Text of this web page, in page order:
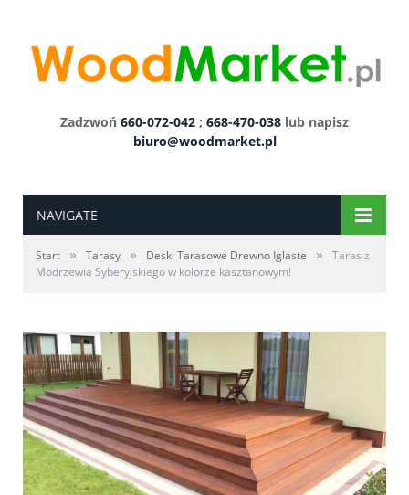
Zadzwoń 660-072-042 ; 668-470-038 lub napisz
biuro@woodmarket.pl
NAVIGATE
Start » Tarasy » Deski Tarasowe Drewno Iglaste »
Taras z
Modrzewia Syberyjskiego w kolorze kasztanowym!